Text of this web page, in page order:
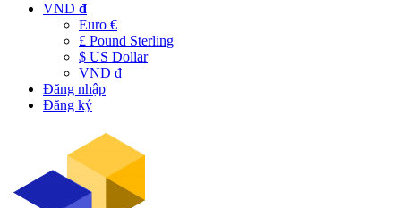
VND đ
Euro €
£ Pound Sterling
$ US Dollar
VND đ
Đăng nhập
Đăng ký